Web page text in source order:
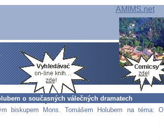
AMIMS.net
o současných válečných dramatech
biskupem Mons. Tomášem Holubem na téma: O